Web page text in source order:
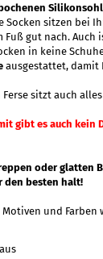
Socken sitzen bei
Fuß gut nach. Auch
in keine
ausgestattet, damit
sitzt auch
gibt es auch kein
oder glatten
den besten halt!
und Farben